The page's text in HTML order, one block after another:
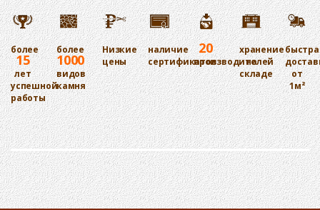
более
15
лет
успешной
работы
более
1000
видов
камня
Низкие
цены
наличие
сертификатов
20
производителей
хранение
на
складе
от
1м²